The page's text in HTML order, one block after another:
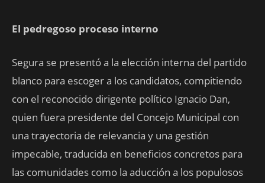
El pedregoso proceso interno
Segura se presentó a la elección interna del partido
blanco para escoger a los candidatos, compitiendo
con el reconocido dirigente político Ignacio Dan,
quien fuera presidente del Concejo Municipal con
una trayectoria de relevancia y una gestión
impecable, traducida en beneficios concretos para
las comunidades como la aducción a los populosos